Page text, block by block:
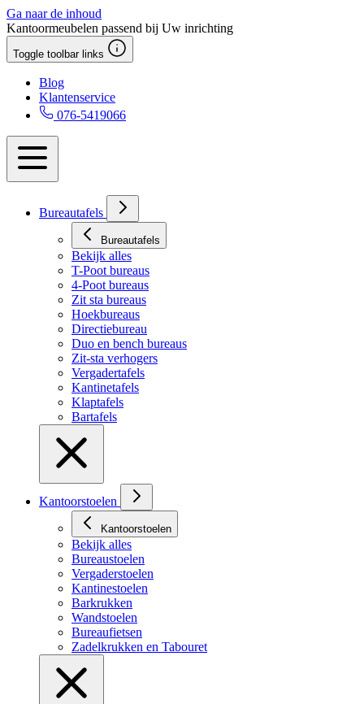
Ga naar de inhoud
Kantoormeubelen passend bij Uw inrichting
Toggle toolbar links
Blog
Klantenservice
076-5419066
Bureautafels
Bureautafels
Bekijk alles
T-Poot bureaus
4-Poot bureaus
Zit sta bureaus
Hoekbureaus
Directiebureau
Duo en bench bureaus
Zit-sta verhogers
Vergadertafels
Kantinetafels
Klaptafels
Bartafels
Kantoorstoelen
Kantoorstoelen
Bekijk alles
Bureaustoelen
Vergaderstoelen
Kantinestoelen
Barkrukken
Wandstoelen
Bureaufietsen
Zadelkrukken en Tabouret